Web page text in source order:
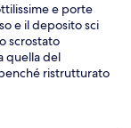
e porte
e il deposito sci
scrostato
quella del
ristrutturato
Si salva il
da non